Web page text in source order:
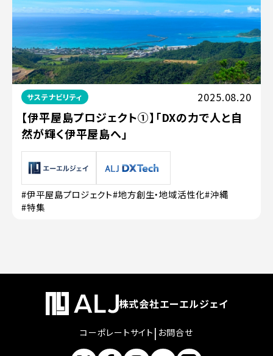
サステナビリティ 2025.08.20
【伊平屋島プロジェクト①】「DXの力で人と自
然が輝く伊平屋島へ」
#伊平屋島プロジェクト#地方創生・地域活性化#沖縄
#特集
株式会社エーエルジェイ
コーポレートサイト | お問合せ